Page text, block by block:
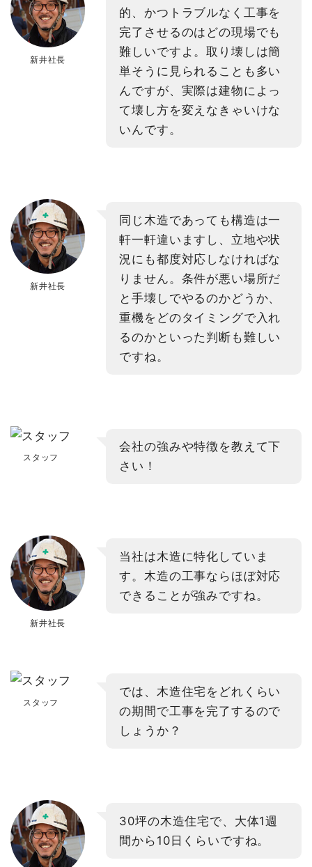
新井社長
的、かつトラブルなく工事を
完了させるのはどの現場でも
難しいですよ。取り壊しは簡
単そうに見られることも多い
んですが、実際は建物によっ
て壊し方を変えなきゃいけな
いんです。
新井社長
同じ木造であっても構造は一
軒一軒違いますし、立地や状
況にも都度対応しなければな
りません。条件が悪い場所だ
と手壊しでやるのかどうか、
重機をどのタイミングで入れ
るのかといった判断も難しい
ですね。
スタッフ
会社の強みや特徴を教えて下
さい！
新井社長
当社は木造に特化していま
す。木造の工事ならほぼ対応
できることが強みですね。
スタッフ
では、木造住宅をどれくらい
の期間で工事を完了するので
しょうか？
30坪の木造住宅で、大体1週
間から10日くらいですね。